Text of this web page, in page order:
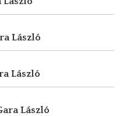
László
László
László